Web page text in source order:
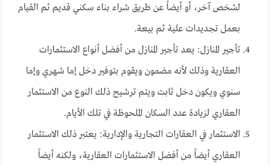
لشخص آخر، أو أيضاً عن طريق شراء بناء سكني قديم ثم القيام
بعمل تجديدات علية ثم بيعة.
تأجير المنازل: يعد تأجير المنازل من أفضل أنواع الاستثمارات
العقارية وذلك لأنه مضمون ويقوم بتوفير دخل إما شهري وإما
سنوي ويكون دخل ثابت ويتم ترشيح ذلك النوع من الاستثمار
العقاري لزيادة عدد السكان الملحوظة في تلك الأيام.
الاستثمار في العقارات التجارية والإدارية: يعتبر ذلك الاستثمار
العقاري أيضاً من أفضل الاستثمارات العقارية، ولكنه أيضاً